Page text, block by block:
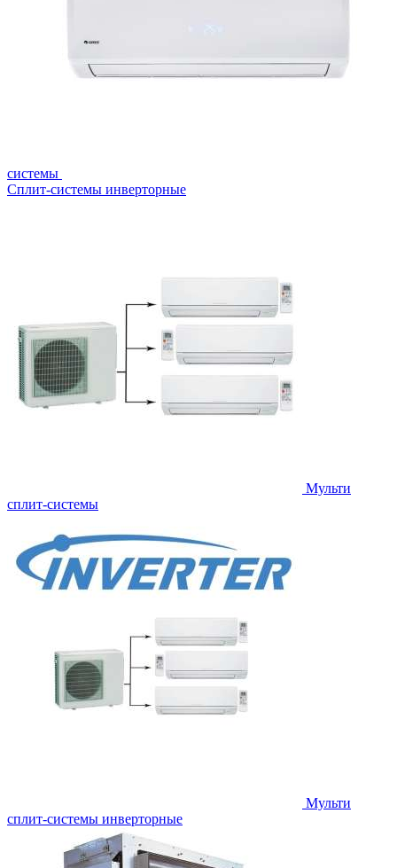
системы
Сплит-системы инверторные
Мульти
сплит-системы
Мульти
сплит-системы инверторные